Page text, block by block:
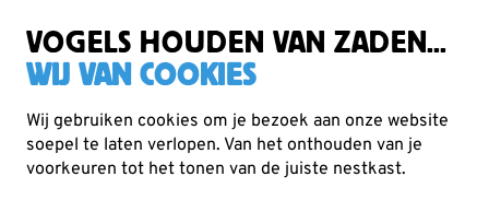
VOGELS HOUDEN VAN ZADEN...
WIJ VAN COOKIES
Wij gebruiken cookies om je bezoek aan onze website
soepel te laten verlopen. Van het onthouden van je
voorkeuren tot het tonen van de juiste nestkast.
Voederhuisjes & -silo's Voedertafels